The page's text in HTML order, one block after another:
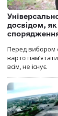
досвідом,
Перед вибором
варто
всім, не існує.